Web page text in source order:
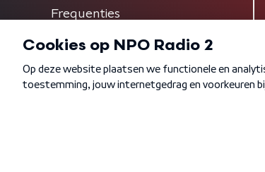
Frequenties
Algemene voorwaarden Privacybeleid